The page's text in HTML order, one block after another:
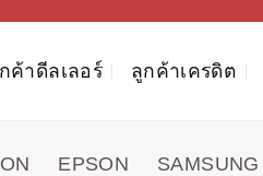
ค้าดีลเลอร์ ลูกค้าเครดิต
EPSON SAMSUNG